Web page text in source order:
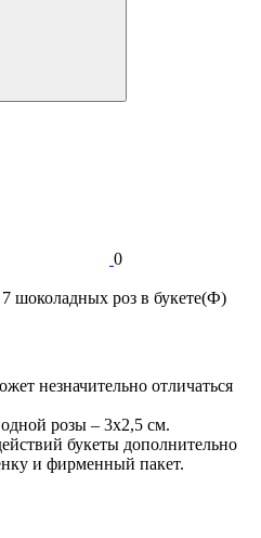
0
7 шоколадных роз в букете(Ф)
незначительно отличаться
розы – 3х2,5 см.
букеты дополнительно
и фирменный пакет.